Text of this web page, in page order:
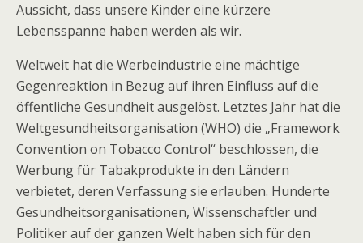
Aussicht, dass unsere Kinder eine kürzere
Lebensspanne haben werden als wir.
Weltweit hat die Werbeindustrie eine mächtige
Gegenreaktion in Bezug auf ihren Einfluss auf die
öffentliche Gesundheit ausgelöst. Letztes Jahr hat die
Weltgesundheitsorganisation (WHO) die „Framework
Convention on Tobacco Control“ beschlossen, die
Werbung für Tabakprodukte in den Ländern
verbietet, deren Verfassung sie erlauben. Hunderte
Gesundheitsorganisationen, Wissenschaftler und
Politiker auf der ganzen Welt haben sich für den